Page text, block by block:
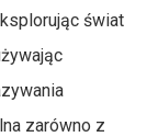
świat
zarówno z